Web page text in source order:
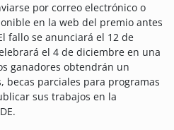
por correo electrónico o
en la web del premio antes
fallo se anunciará el 12 de
el 4 de diciembre en una
ganadores obtendrán un
becas parciales para programas
sus trabajos en la